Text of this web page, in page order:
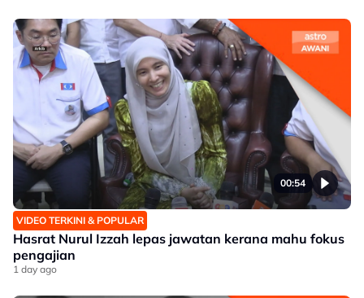
00:54
VIDEO TERKINI & POPULAR
Hasrat Nurul Izzah lepas jawatan kerana mahu fokus
pengajian
1 day ago